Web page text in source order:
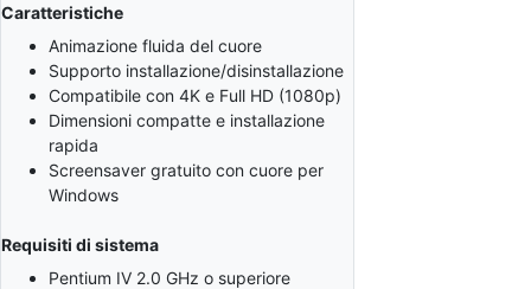
Caratteristiche
Animazione fluida del cuore
Supporto installazione/disinstallazione
Compatibile con 4K e Full HD (1080p)
Dimensioni compatte e installazione
rapida
Screensaver gratuito con cuore per
Windows
Requisiti di sistema
Pentium IV 2.0 GHz o superiore